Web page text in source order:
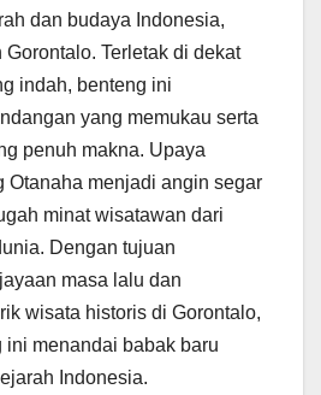
dan budaya Indonesia,
Terletak di dekat
indah, benteng ini
yang memukau serta
penuh makna. Upaya
Otanaha menjadi angin segar
minat wisatawan dari
Dengan tujuan
masa lalu dan
wisata historis di Gorontalo,
ini menandai babak baru
Indonesia.